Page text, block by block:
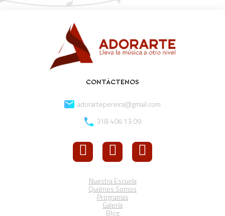
CONTÁCTENOS
adorartepereira@gmail.com
318 406 13 09
Nuestra Escuela
Quiénes Somos
Programas
Galería
Blog